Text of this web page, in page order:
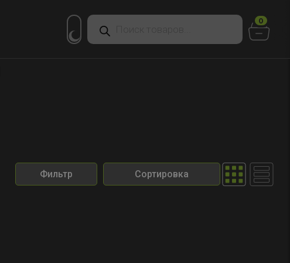
Поиск
товаров
0
Фильтр Сортировка